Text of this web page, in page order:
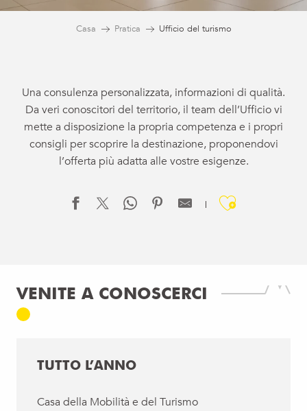
Casa Pratica Ufficio del turismo
Una consulenza personalizzata, informazioni di qualità.
Da veri conoscitori del territorio, il team dell’Ufficio vi
mette a disposizione la propria competenza e i propri
consigli per scoprire la destinazione, proponendovi
l’offerta più adatta alle vostre esigenze.
Ajouter
VENITE A CONOSCERCI
TUTTO L’ANNO
Casa della Mobilità e del Turismo